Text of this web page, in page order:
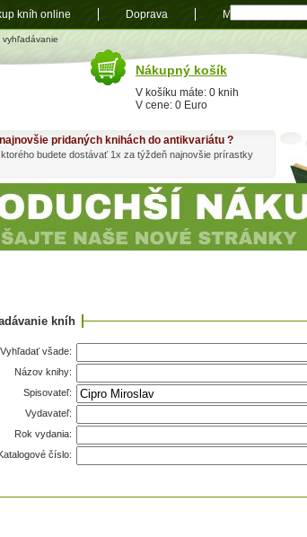
vyhľadávanie
kníh
Vyhľadať všade:
Názov knihy:
Spisovateľ:
Vydavateľ:
Rok vydania:
Katalogové číslo:
pridaných knihách do antikvariátu ?
budete dostávať 1x za týždeň najnovšie prírastky
Nákupný košík
V košíku máte: 0 knih
V cene: 0 Euro
kníh online Doprava Mapa